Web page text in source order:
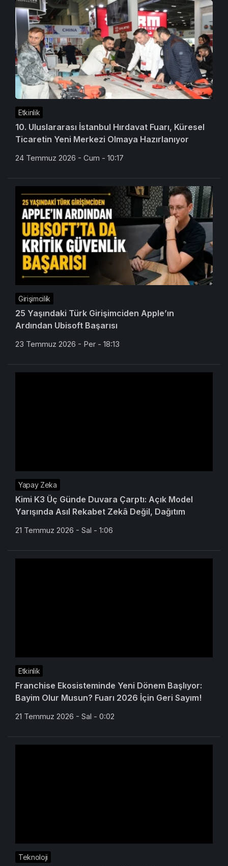
Etkinlik
10. Uluslararası İstanbul Hırdavat Fuarı, Küresel
Ticaretin Yeni Merkezi Olmaya Hazırlanıyor
24 Temmuz 2026 - Cum - 10:17
Girişimcilik
25 Yaşındaki Türk Girişimciden Apple’ın
Ardından Ubisoft Başarısı
23 Temmuz 2026 - Per - 18:13
Yapay Zeka
Kimi K3 Üç Günde Duvara Çarptı: Açık Model
Yarışında Asıl Rekabet Zekâ Değil, Dağıtım
21 Temmuz 2026 - Sal - 1:06
Etkinlik
Franchise Ekosisteminde Yeni Dönem Başlıyor:
Bayim Olur Musun? Fuarı 2026 İçin Geri Sayım!
21 Temmuz 2026 - Sal - 0:02
Teknoloji